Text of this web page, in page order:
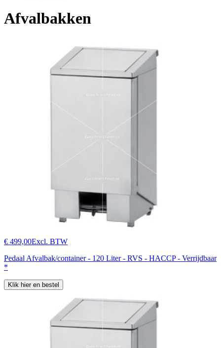
Afvalbakken
€ 499,00Excl. BTW
Pedaal Afvalbak/container - 120 Liter - RVS - HACCP - Verrijdbaar
*
Klik hier en bestel